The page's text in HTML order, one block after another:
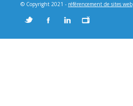
© Copyright 2021 - référencement de sites web